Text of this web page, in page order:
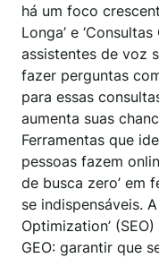
há um foco
Longa’ e
assistentes de voz
fazer perguntas
para essas
aumenta suas
Ferramentas que
pessoas fazem
de busca zero’ em
se indispensáveis.
Optimization’
GEO: garantir que